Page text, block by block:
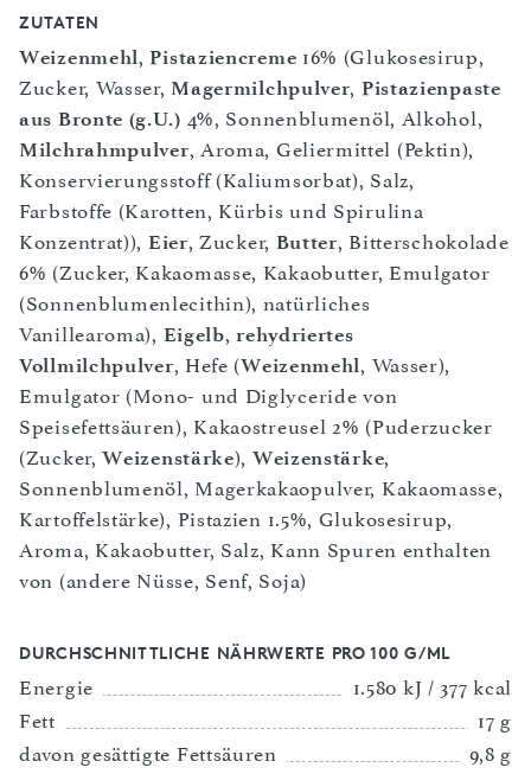
ZUTATEN
Weizenmehl,Pistaziencreme 16% (Glukosesirup,
Zucker, Wasser, Magermilchpulver, Pistazienpaste
aus Bronte (g.U.) 4%, Sonnenblumenöl, Alkohol,
Milchrahmpulver, Aroma, Geliermittel (Pektin),
Konservierungsstoff (Kaliumsorbat), Salz,
Farbstoffe (Karotten, Kürbis und Spirulina
Konzentrat)), Eier, Zucker, Butter, Bitterschokolade
6% (Zucker, Kakaomasse, Kakaobutter, Emulgator
(Sonnenblumenlecithin), natürliches
Vanillearoma), Eigelb,rehydriertes
Vollmilchpulver, Hefe (Weizenmehl, Wasser),
Emulgator (Mono- und Diglyceride von
Speisefettsäuren), Kakaostreusel 2% (Puderzucker
(Zucker,Weizenstärke), Weizenstärke,
Sonnenblumenöl, Magerkakaopulver, Kakaomasse,
Kartoffelstärke), Pistazien 1.5%, Glukosesirup,
Aroma, Kakaobutter, Salz, Kann Spuren enthalten
von (andere Nüsse, Senf, Soja)
DURCHSCHNITTLICHE NÄHRWERTE PRO 100 G/ML
Energie
1.580 kJ / 377 kcal
Fett
17 g
davon gesättigte Fettsäuren
9,8 g